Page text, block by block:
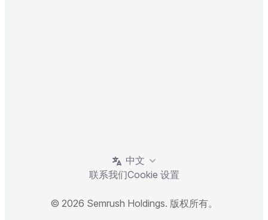
中文
联系我们Cookie 设置
© 2026 Semrush Holdings. 版权所有。